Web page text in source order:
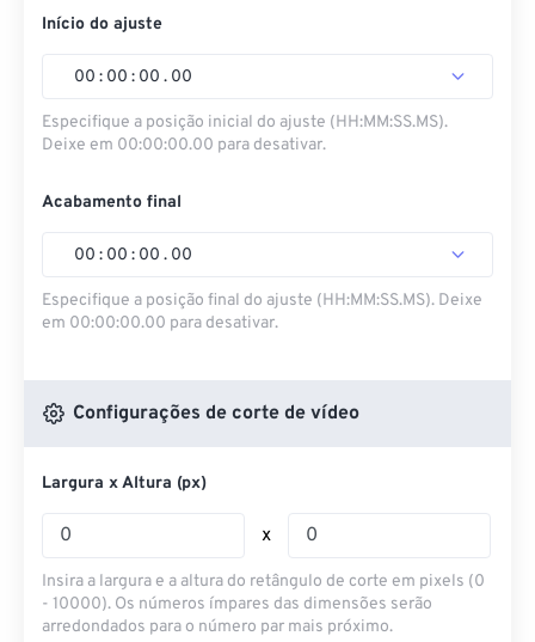
Início do ajuste
00 : 00 : 00 . 00
Especifique a posição inicial do ajuste (HH:MM:SS.MS).
Deixe em 00:00:00.00 para desativar.
Acabamento final
00 : 00 : 00 . 00
Especifique a posição final do ajuste (HH:MM:SS.MS). Deixe
em 00:00:00.00 para desativar.
Configurações de corte de vídeo
Largura x Altura (px)
x
Insira a largura e a altura do retângulo de corte em pixels (0
- 10000). Os números ímpares das dimensões serão
arredondados para o número par mais próximo.